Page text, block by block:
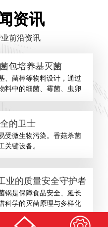
资讯
前沿资讯
包培养基灭菌
、菌棒等物料设计，通过
料中的细菌、霉菌、虫卵
的卫士
受微生物污染。香菇杀菌
关键设备。
业的质量安全守护者
锅是保障食品安全、延长
科学的灭菌原理与多样化